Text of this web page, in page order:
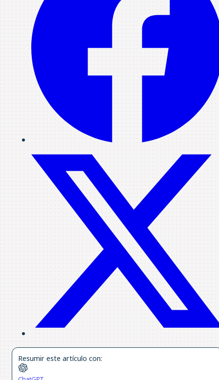
Resumir este artículo con: